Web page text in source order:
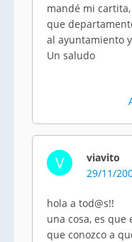
mandé mi
que
al ayuntamiento
Un saludo
V
viavito
29/11/
hola a tod@s!!
una cosa, es que
que conozco a